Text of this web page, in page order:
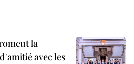
la
avec les